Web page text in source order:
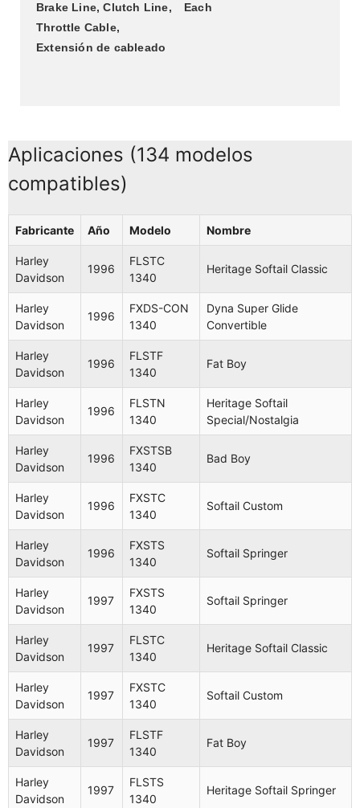
Brake Line, Clutch Line,
Throttle Cable,
Extensión de cableado
Each
Aplicaciones (134 modelos
compatibles)
Fabricante Año Modelo Nombre
Harley
Davidson
1996
FLSTC
1340
Heritage Softail Classic
Harley
Davidson
1996
FXDS-CON
1340
Dyna Super Glide
Convertible
Harley
Davidson
1996
FLSTF
1340
Fat Boy
Harley
Davidson
1996
FLSTN
1340
Heritage Softail
Special/Nostalgia
Harley
Davidson
1996
FXSTSB
1340
Bad Boy
Harley
Davidson
1996
FXSTC
1340
Softail Custom
Harley
Davidson
1996
FXSTS
1340
Softail Springer
Harley
Davidson
1997
FXSTS
1340
Softail Springer
Harley
Davidson
1997
FLSTC
1340
Heritage Softail Classic
Harley
Davidson
1997
FXSTC
1340
Softail Custom
Harley
Davidson
1997
FLSTF
1340
Fat Boy
Harley
Davidson
1997
FLSTS
1340
Heritage Softail Springer